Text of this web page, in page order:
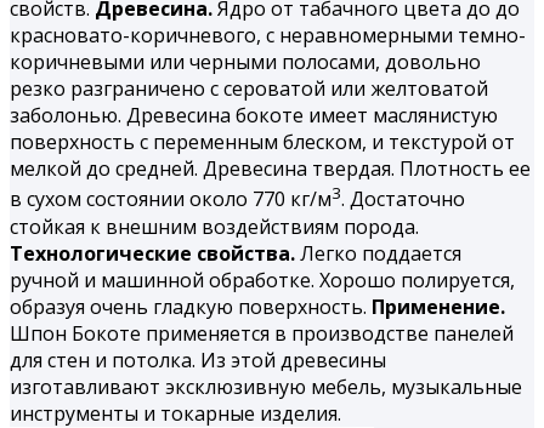
свойств. Древесина.Ядро от табачного цвета до до
красновато-коричневого, с неравномерными темно-
коричневыми или черными полосами, довольно
резко разграничено с сероватой или желтоватой
заболонью. Древесина бокоте имеет маслянистую
поверхность с переменным блеском, и текстурой от
мелкой до средней. Древесина твердая. Плотность ее
в сухом состоянии около 770 кг/м3. Достаточно
стойкая к внешним воздействиям порода.
Технологические свойства.Легко поддается
ручной и машинной обработке. Хорошо полируется,
образуя очень гладкую поверхность. Применение.
Шпон Бокоте применяется в производстве панелей
для стен и потолка. Из этой древесины
изготавливают эксклюзивную мебель, музыкальные
инструменты и токарные изделия.